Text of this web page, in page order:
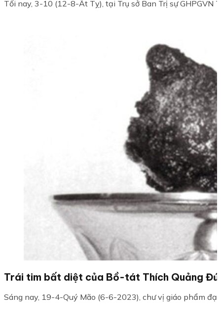
Tối nay, 3-10 (12-8-Ất Tỵ), tại Trụ sở Ban Trị sự GHPGVN
Trái tim bất diệt của Bồ-tát Thích Quảng
Sáng nay, 19-4-Quý Mão (6-6-2023), chư vị giáo phẩm đại